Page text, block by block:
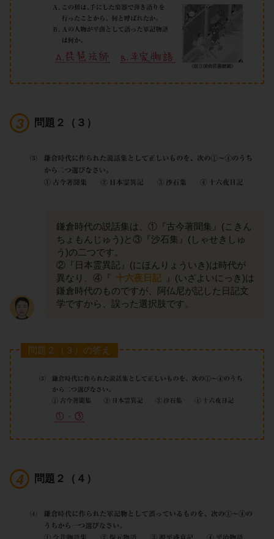
問題２（３）
鎌倉時代の説話集は、①『古今著聞集』(こきん
ちょもんじゅう)と③『沙石集』(しゃせきしゅ
う)の二つです。
②『日本霊異記』(にほんりょういき)は時代が
異なり、④『
十六夜日記
』(いざよいにっき)は
鎌倉時代のものですが、阿仏尼が記した日記文
学ですから、誤った選択肢です。
問題２（３）の答え
問題２（４）